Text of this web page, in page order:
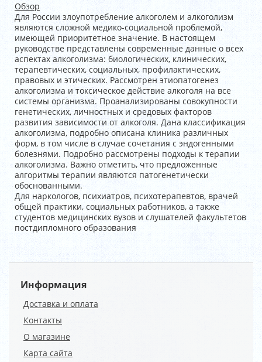
Обзор
Для России злоупотребление алкоголем и алкоголизм
являются сложной медико-социальной проблемой,
имеющей приоритетное значение. В настоящем
руководстве представлены современные данные о всех
аспектах алкоголизма: биологических, клинических,
терапевтических, социальных, профилактических,
правовых и этических. Рассмотрен этиопатогенез
алкоголизма и токсическое действие алкоголя на все
системы организма. Проанализированы совокупности
генетических, личностных и средовых факторов
развития зависимости от алкоголя. Дана классификация
алкоголизма, подробно описана клиника различных
форм, в том числе в случае сочетания с эндогенными
болезнями. Подробно рассмотрены подходы к терапии
алкоголизма. Важно отметить, что предложенные
алгоритмы терапии являются патогенетически
обоснованными.
Для наркологов, психиатров, психотерапевтов, врачей
общей практики, социальных работников, а также
студентов медицинских вузов и слушателей факультетов
постдипломного образования
Информация
Доставка и оплата
Контакты
О магазине
Карта сайта